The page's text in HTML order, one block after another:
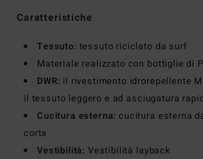
Caratteristiche
Tessuto: tessuto riciclato da surf
Materiale realizzato con bottiglie di
DWR: il rivestimento idrorepellente
il tessuto leggero e ad asciugatura
Cucitura esterna:cucitura esterna
corta
Vestibilità: Vestibilità layback